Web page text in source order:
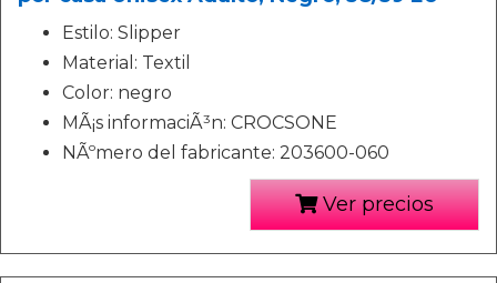
Estilo: Slipper
Material: Textil
Color: negro
MÃ¡s informaciÃ³n: CROCSONE
NÃºmero del fabricante: 203600-060
Ver precios